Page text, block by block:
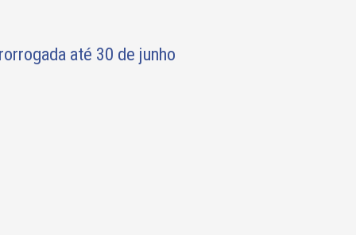
até 30 de junho